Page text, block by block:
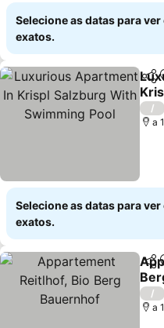
Selecione as datas para
exatos.
Ver
/
a
Selecione as datas para
exatos.
Ver
/
a